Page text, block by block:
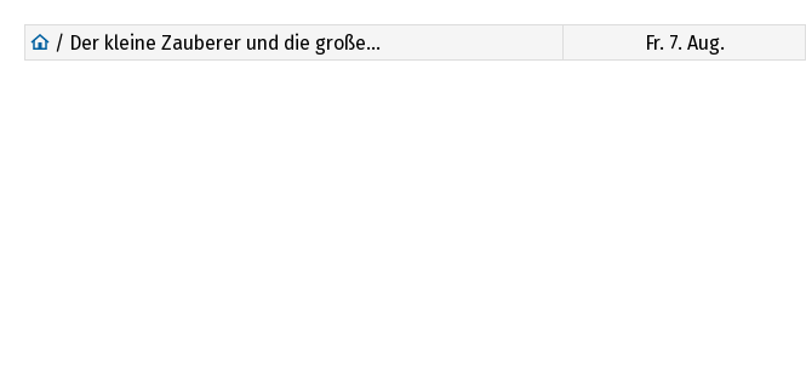
/ Der kleine Zauberer und die große Fünf Fr. 7. Aug.